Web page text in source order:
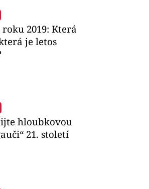
2019: Která
je letos
hloubkovou
21. století